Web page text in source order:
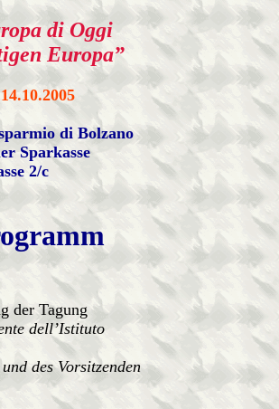
di Oggi
Europa”
di Bolzano
Sparkasse
2/c
der Tagung
dell’Istituto
des Vorsitzenden